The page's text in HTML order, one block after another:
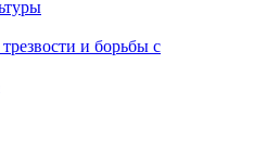
и борьбы с